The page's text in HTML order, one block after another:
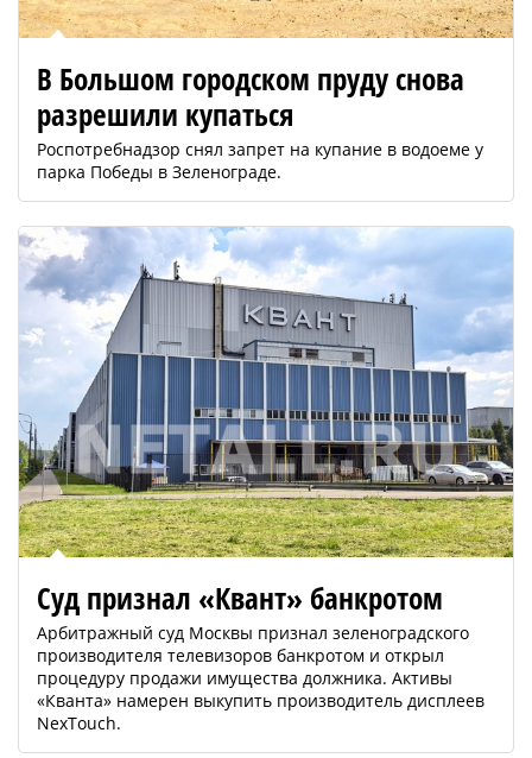
В Большом городском пруду снова
разрешили купаться
Роспотребнадзор снял запрет на купание в водоеме у
парка Победы в Зеленограде.
Суд признал «Квант» банкротом
Арбитражный суд Москвы признал зеленоградского
производителя телевизоров банкротом и открыл
процедуру продажи имущества должника. Активы
«Кванта» намерен выкупить производитель дисплеев
NexTouch.